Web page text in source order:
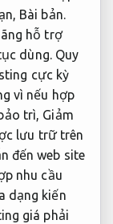
Bài bản.
hỗ trợ
dùng. Quy
cực kỳ
vì nếu hợp
trì, Giảm
lưu trữ trên
đến web site
nhu cầu
dạng kiến
giá phải